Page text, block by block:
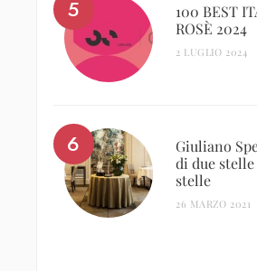
100 BEST
ROSÈ 2024
2 LUGLIO 2024
Giuliano
di due
stelle
26 MARZO 2021